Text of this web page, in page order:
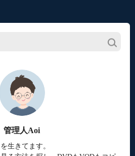
管理人Aoi
生きてます。